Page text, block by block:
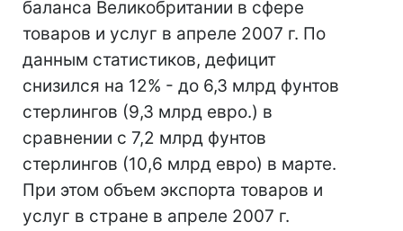
баланса Великобритании в сфере
товаров и услуг в апреле 2007 г. По
данным статистиков, дефицит
снизился на 12% - до 6,3 млрд фунтов
стерлингов (9,3 млрд евро.) в
сравнении с 7,2 млрд фунтов
стерлингов (10,6 млрд евро) в марте.
При этом объем экспорта товаров и
услуг в стране в апреле 2007 г.